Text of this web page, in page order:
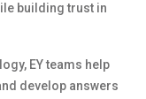
building trust in
EY teams help
develop answers